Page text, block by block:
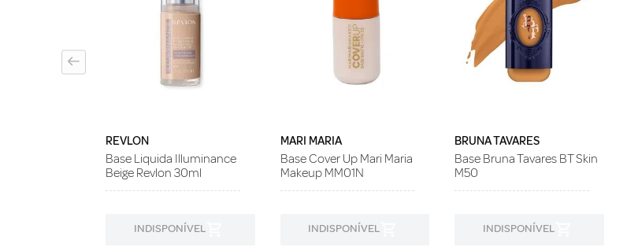
REVLON
Base Liquida Illuminance
Beige Revlon 30ml
INDISPONÍVEL
MARI MARIA
Base Cover Up Mari Maria
Makeup MM01N
INDISPONÍVEL
BRUNA TAVARES
Base Bruna Tavares BT Skin
M50
INDISPONÍVEL